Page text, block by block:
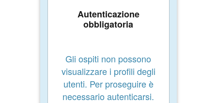
Autenticazione
obbligatoria
Gli ospiti non possono
visualizzare i profili degli
utenti. Per proseguire è
necessario autenticarsi.